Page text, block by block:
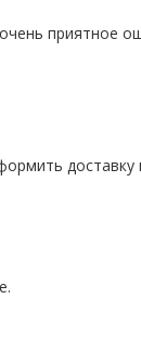
приятное
доставку